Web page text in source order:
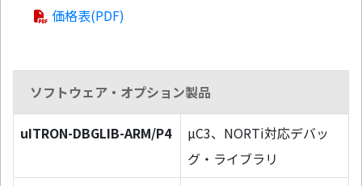
価格表(PDF)
ソフトウェア・オプション製品
uITRON-DBGLIB-ARM/P4
µC3、NORTi対応デバッ
グ・ライブラリ